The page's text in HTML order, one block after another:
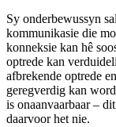
Sy onderbewussyn
kommunikasie die
konneksie kan hê
optrede kan
afbrekende optrede
geregverdig kan
is onaanvaarbaar –
daarvoor het nie.